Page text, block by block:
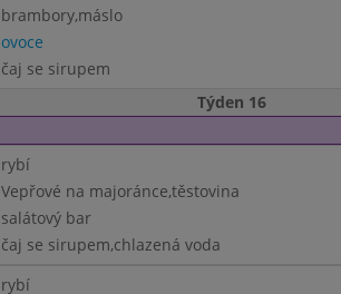
brambory,máslo
ovoce
čaj se sirupem
Týden 16
rybí
Vepřové na majoránce,těstovina
salátový bar
čaj se sirupem,chlazená voda
rybí